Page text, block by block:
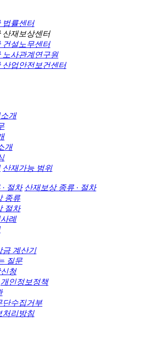
법률센터
산재보상센터
건설노무센터
노사관계연구원
산업안전보건센터
개
개
산재가능 범위
절차 산재보상 종류 · 절차
종류
절차
례
금 계산기
질문
청
개인정보정책
단수집거부
처리방침